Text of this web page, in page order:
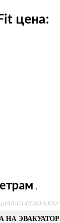
цена:
.
ЗАЯВКА НА ЭВАКУАТОР